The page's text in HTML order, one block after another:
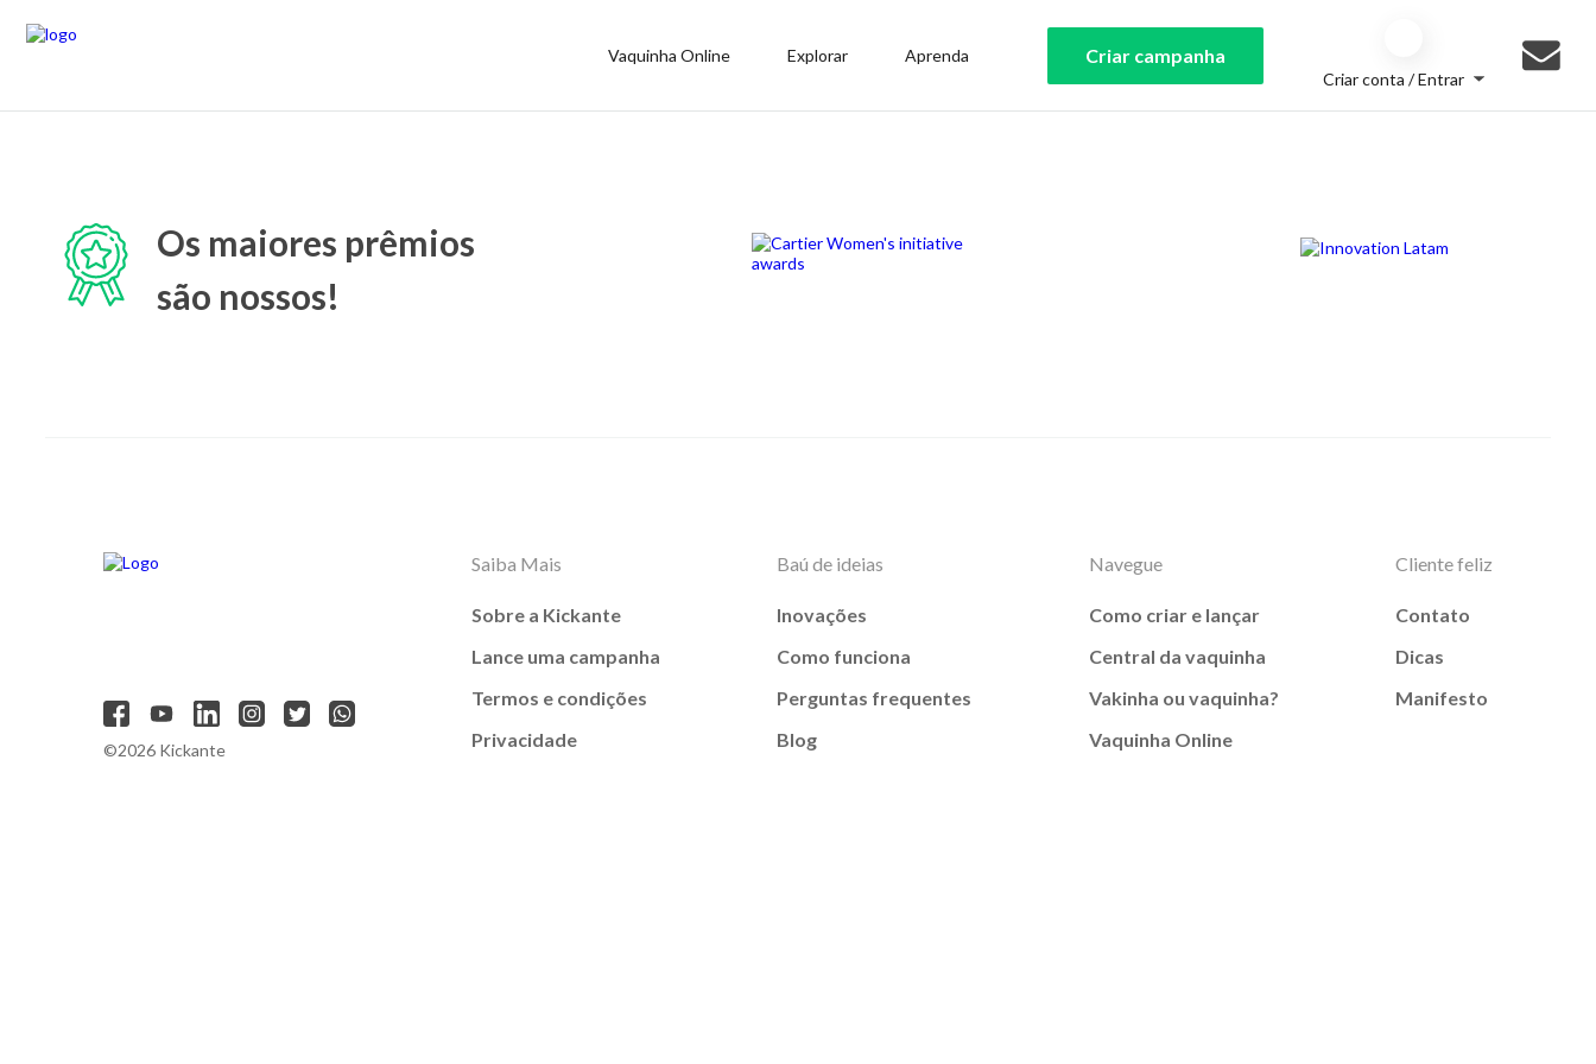
Vaquinha Online Explorar Aprenda Criar campanha
Criar conta / Entrar
Os maiores prêmios
são nossos!
©2026 Kickante
Saiba Mais
Sobre a Kickante
Lance uma campanha
Termos e condições
Privacidade
Baú de ideias
Inovações
Como funciona
Perguntas frequentes
Blog
Navegue
Como criar e lançar
Central da vaquinha
Vakinha ou vaquinha?
Vaquinha Online
Cliente feliz
Contato
Dicas
Manifesto